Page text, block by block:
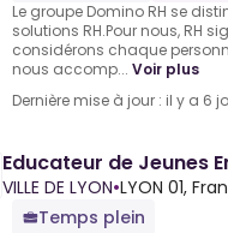
Le groupe Domino RH se
solutions RH.Pour nous, RH
considérons chaque
nous accomp... Voir plus
Dernière mise à jour : il y a 6
Educateur de Jeunes
VILLE DE LYON•LYON 01,
Temps plein